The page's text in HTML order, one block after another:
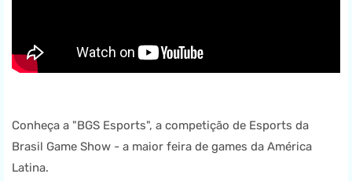
Conheça a "BGS Esports", a competição de Esports da
Brasil Game Show - a maior feira de games da América
Latina.